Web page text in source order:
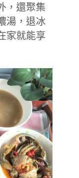
，還聚集
湯，退冰
家就能享